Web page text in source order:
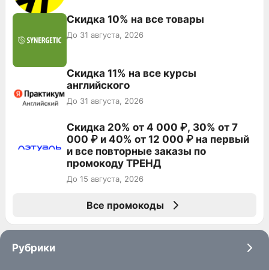
Скидка 10% на все товары
До 31 августа, 2026
Скидка 11% на все курсы
английского
До 31 августа, 2026
Скидка 20% от 4 000 ₽, 30% от 7
000 ₽ и 40% от 12 000 ₽ на первый
и все повторные заказы по
промокоду ТРЕНД
До 15 августа, 2026
Все промокоды
Рубрики